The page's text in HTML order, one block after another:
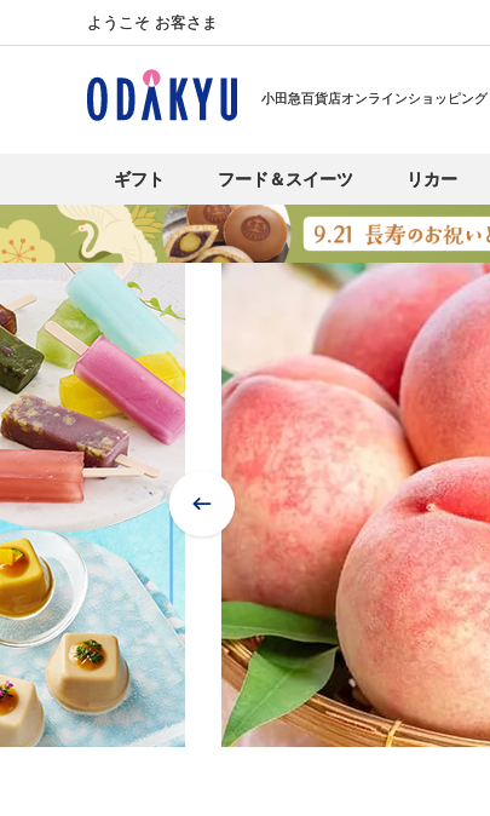
ようこそ お客さま
小田急百貨店オンラインショッピング
ギフト フード＆スイーツ リカー